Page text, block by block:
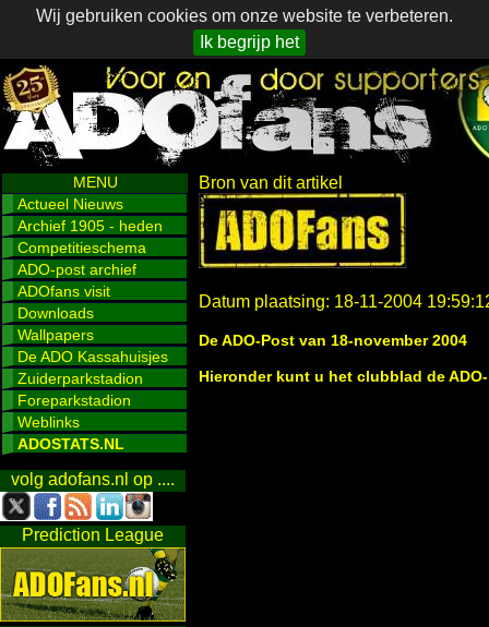
Wij gebruiken cookies om onze website te verbeteren.
Ik begrijp het
MENU
Actueel Nieuws
Archief 1905 - heden
Competitieschema
ADO-post archief
ADOfans visit
Downloads
Wallpapers
De ADO Kassahuisjes
Zuiderparkstadion
Foreparkstadion
Weblinks
ADOSTATS.NL
volg adofans.nl op ....
Prediction League
Bron van dit artikel
Datum plaatsing: 18-11-2004
De ADO-Post van 18-november 2004
Hieronder kunt u het clubblad de